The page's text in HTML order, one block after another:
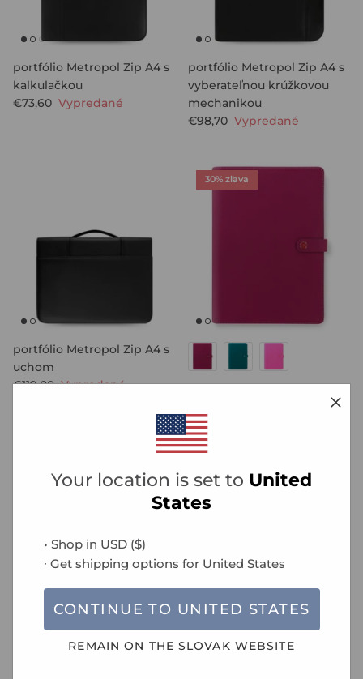
Your location is set to United
States
• Shop in USD($)
∙ Get shipping options for United States
CONTINUE TO UNITED STATES
REMAIN ON THE SLOVAK WEBSITE
portfólio Metropol Zip A4 s
kalkulačkou
€73,60 Vypredané
portfólio Metropol Zip A4 s
vyberateľnou krúžkovou
mechanikou
€98,70 Vypredané
portfólio Metropol Zip A4 s
uchom
€119,00 Vypredané
30% zľava
Notebook, A4 - Sale
€107,10